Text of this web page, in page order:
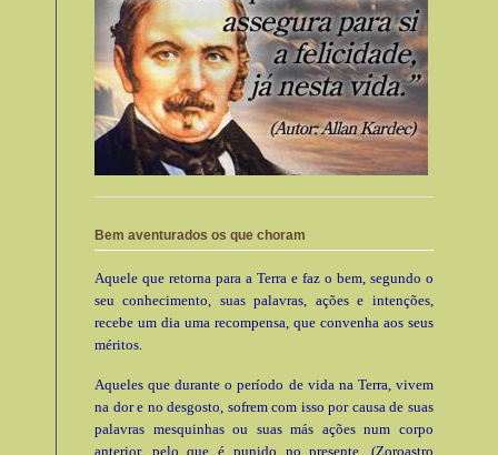
Bem aventurados os que choram
Aquele que retorna para a Terra e faz o bem, segundo o
seu conhecimento, suas palavras, ações e intenções,
recebe um dia uma recompensa, que convenha aos seus
méritos.
Aqueles que durante o período de vida na Terra, vivem
na dor e no desgosto, sofrem com isso por causa de suas
palavras mesquinhas ou suas más ações num corpo
anterior, pelo que é punido no presente. (Zoroastro